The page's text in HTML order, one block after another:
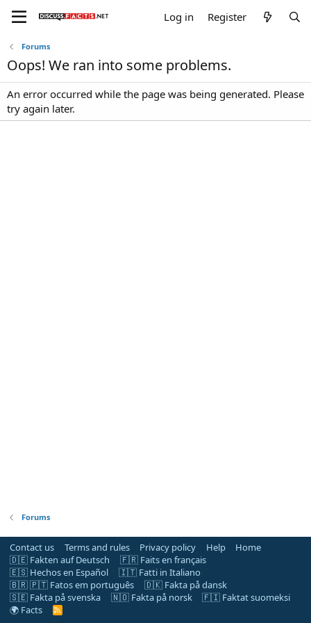
Log in Register
Forums
Oops! We ran into some problems.
An error occurred while the page was being generated. Please
try again later.
Forums
Contact us Terms and rules Privacy policy Help
Home
🇩🇪 Fakten auf Deutsch
🇫🇷 Faits en français
🇪🇸 Hechos en Español
🇮🇹 Fatti in Italiano
🇧🇷 🇵🇹 Fatos em português
🇩🇰 Fakta på dansk
🇸🇪 Fakta på svenska
🇳🇴 Fakta på norsk
🇫🇮 Faktat suomeksi
🌍 Facts
R